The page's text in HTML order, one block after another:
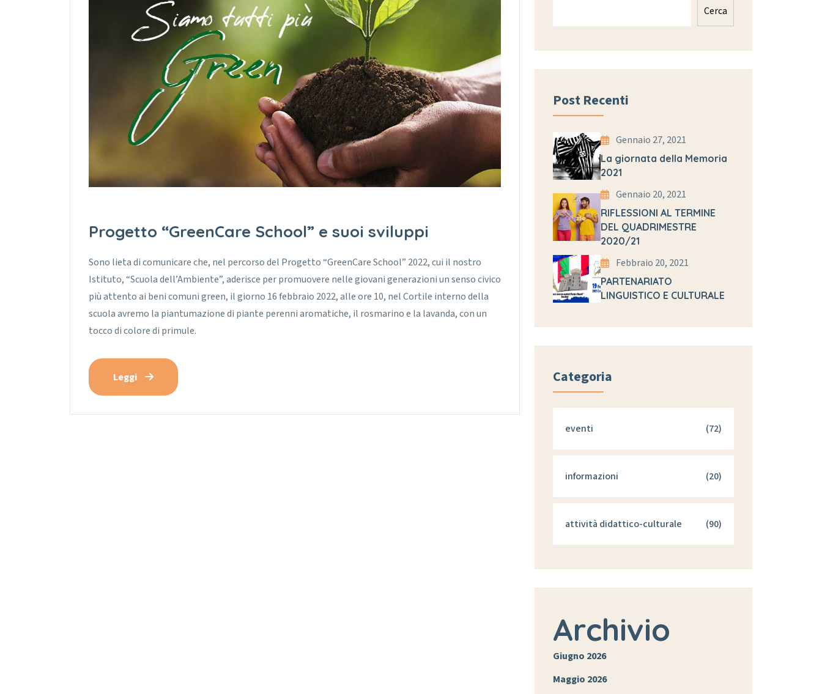
Progetto “GreenCare School” e suoi sviluppi
Sono lieta di comunicare che, nel percorso del Progetto “GreenCare School” 2022, cui il nostro
Istituto, “Scuola dell’Ambiente”, aderisce per promuovere nelle giovani generazioni un senso civico
più attento ai beni comuni green, il giorno 16 febbraio 2022, alle ore 10, nel Cortile interno della
scuola avremo la piantumazione di piante perenni aromatiche, il rosmarino e la lavanda, con un
tocco di colore di primule.
Leggi
Cerca
Post Recenti
Gennaio 27, 2021
La giornata della Memoria
2021
Gennaio 20, 2021
RIFLESSIONI AL TERMINE
DEL QUADRIMESTRE
2020/21
Febbraio 20, 2021
PARTENARIATO
LINGUISTICO E CULTURALE
Categoria
eventi (72)
informazioni (20)
attività didattico-culturale (90)
Archivio
Giugno 2026
Maggio 2026